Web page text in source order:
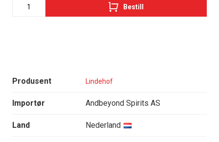
Produsent Lindehof
Importør Andbeyond Spirits AS
Land Nederland
Bestill